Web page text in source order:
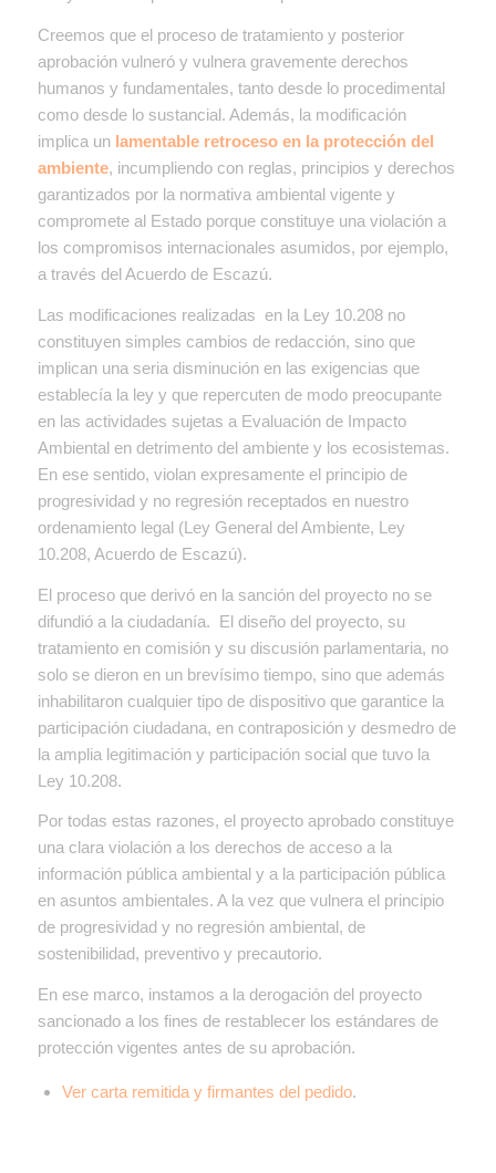
Creemos que el proceso de tratamiento y posterior
aprobación vulneró y vulnera gravemente derechos
humanos y fundamentales, tanto desde lo procedimental
como desde lo sustancial. Además, la modificación
implica un lamentable retroceso en la protección del
ambiente, incumpliendo con reglas, principios y derechos
garantizados por la normativa ambiental vigente y
compromete al Estado porque constituye una violación a
los compromisos internacionales asumidos, por ejemplo,
a través del Acuerdo de Escazú.
Las modificaciones realizadas en la Ley 10.208 no
constituyen simples cambios de redacción, sino que
implican una seria disminución en las exigencias que
establecía la ley y que repercuten de modo preocupante
en las actividades sujetas a Evaluación de Impacto
Ambiental en detrimento del ambiente y los ecosistemas.
En ese sentido, violan expresamente el principio de
progresividad y no regresión receptados en nuestro
ordenamiento legal (Ley General del Ambiente, Ley
10.208, Acuerdo de Escazú).
El proceso que derivó en la sanción del proyecto no se
difundió a la ciudadanía. El diseño del proyecto, su
tratamiento en comisión y su discusión parlamentaria, no
solo se dieron en un brevísimo tiempo, sino que además
inhabilitaron cualquier tipo de dispositivo que garantice la
participación ciudadana, en contraposición y desmedro de
la amplia legitimación y participación social que tuvo la
Ley 10.208.
Por todas estas razones, el proyecto aprobado constituye
una clara violación a los derechos de acceso a la
información pública ambiental y a la participación pública
en asuntos ambientales. A la vez que vulnera el principio
de progresividad y no regresión ambiental, de
sostenibilidad, preventivo y precautorio.
En ese marco, instamos a la derogación del proyecto
sancionado a los fines de restablecer los estándares de
protección vigentes antes de su aprobación.
Ver carta remitida y firmantes del pedido.